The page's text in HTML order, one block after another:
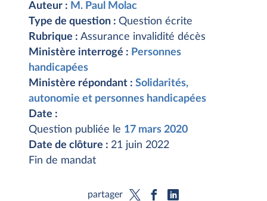
Auteur : M. Paul Molac
Type de question : Question écrite
Rubrique : Assurance invalidité décès
Ministère interrogé : Personnes
handicapées
Ministère répondant : Solidarités,
autonomie et personnes handicapées
Date :
Question publiée le 17 mars 2020
Date de clôture : 21 juin 2022
Fin de mandat
partager